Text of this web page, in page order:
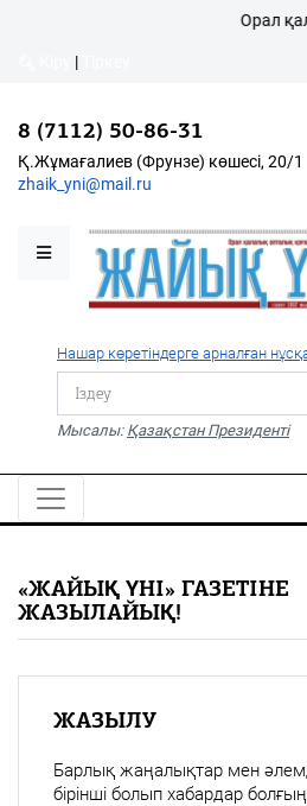
Қалалықтар қаперіне
Қоғам
Дені сау ұлт
Спорт
Жалын
PDF
«Жайық үні» — 33 жыл
Каталог
Орал
|
8 (7112) 50-86-31
Қ.Жұмағалиев (Фрунзе) көшесі, 20/1
zhaik_yni@mail.ru
Нашар көретіндерге арналған
Мысалы: Қазақстан Президенті
«ЖАЙЫҚ ҮНІ» ГАЗЕТІНЕ
ЖАЗЫЛАЙЫҚ!
ЖАЗЫЛУ
Барлық жаңалықтар мен
бірінші болып хабардар